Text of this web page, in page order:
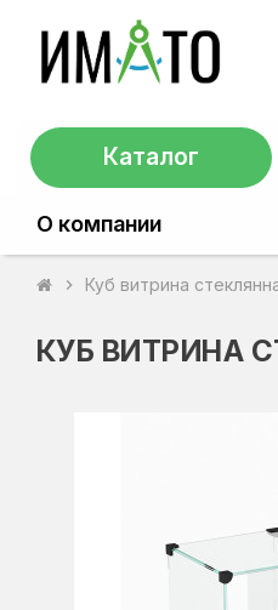
Каталог
О компании
chevron_right Куб витрина
КУБ ВИТРИНА